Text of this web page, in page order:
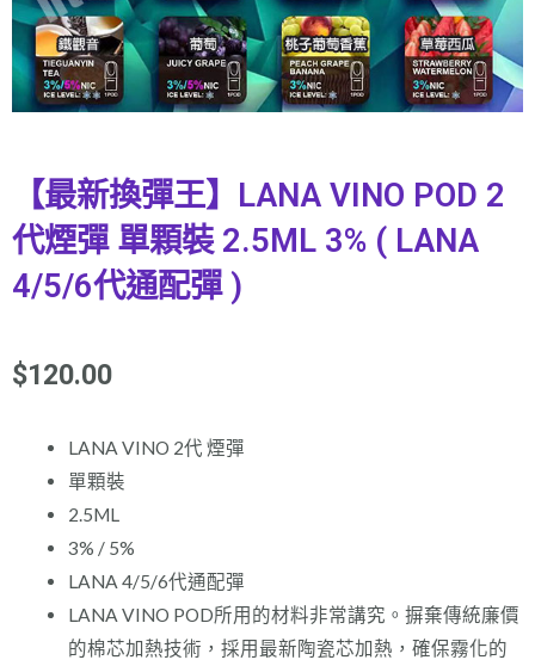
【最新換彈王】LANA VINO POD 2
代煙彈 單顆裝 2.5ML 3% ( LANA
4/5/6代通配彈 )
$120.00
LANA VINO 2代 煙彈
單顆裝
2.5ML
3% / 5%
LANA 4/5/6代通配彈
LANA VINO POD所用的材料非常講究。摒棄傳統廉價
的棉芯加熱技術，採用最新陶瓷芯加熱，確保霧化的